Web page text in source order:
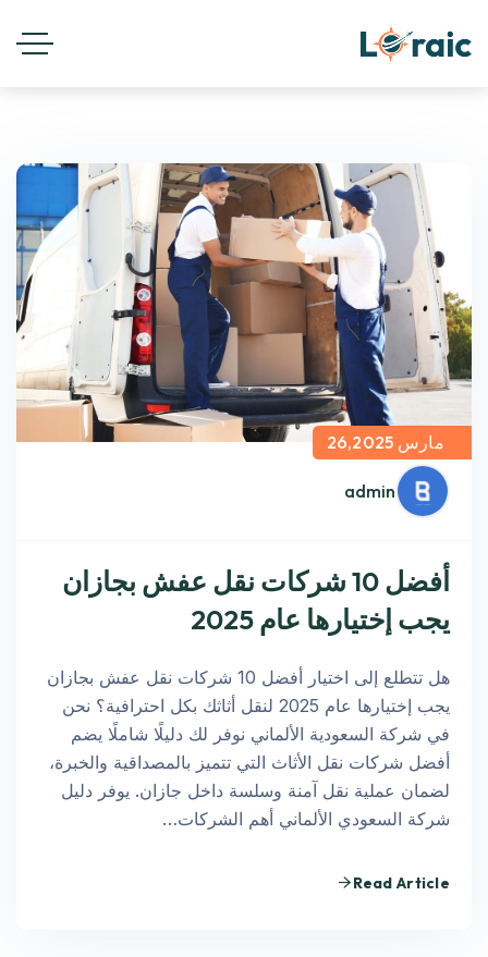
admin
مارس 26,2025
أفضل 10 شركات نقل عفش بجازان
يجب إختيارها عام 2025
هل تتطلع إلى اختيار أفضل 10 شركات نقل عفش بجازان
يجب إختيارها عام 2025 لنقل أثاثك بكل احترافية؟ نحن
في شركة السعودية الألماني نوفر لك دليلًا شاملًا يضم
أفضل شركات نقل الأثاث التي تتميز بالمصداقية والخبرة،
لضمان عملية نقل آمنة وسلسة داخل جازان. يوفر دليل
شركة السعودي الألماني أهم الشركات…
Read Article